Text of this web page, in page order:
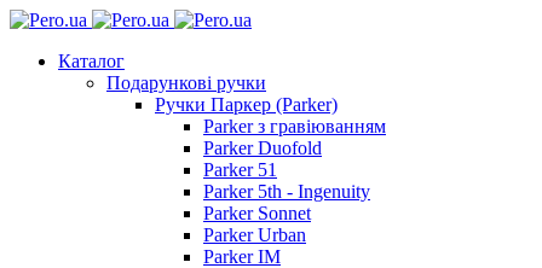
Каталог
Подарункові ручки
Ручки Паркер (Parker)
Parker з гравіюванням
Parker Duofold
Parker 51
Parker 5th - Ingenuity
Parker Sonnet
Parker Urban
Parker IM